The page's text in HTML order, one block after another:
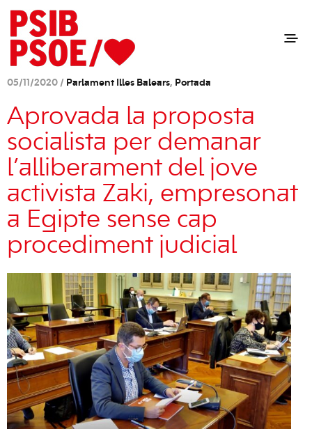
05/11/2020 / Parlament Illes Balears, Portada
Aprovada la proposta
socialista per demanar
l’alliberament del jove
activista Zaki, empresonat
a Egipte sense cap
procediment judicial